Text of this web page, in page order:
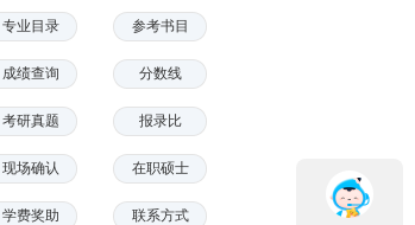
专业目录 参考书目
成绩查询 分数线
考研真题 报录比
现场确认 在职硕士
学费奖助 联系方式